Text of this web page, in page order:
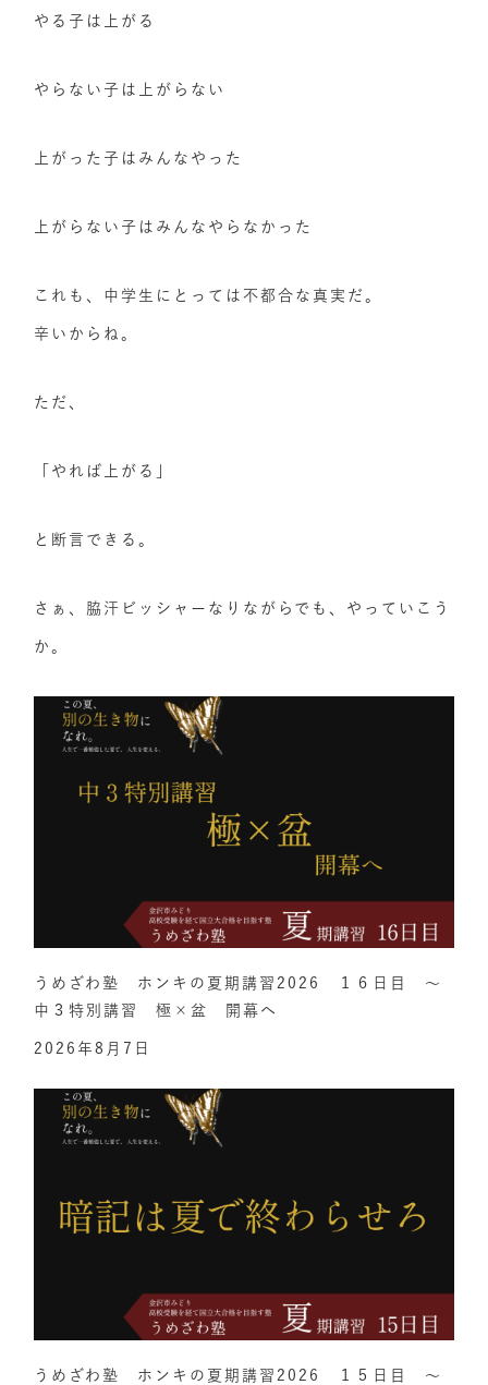
やる子は上がる
やらない子は上がらない
上がった子はみんなやった
上がらない子はみんなやらなかった
これも、中学生にとっては不都合な真実だ。
辛いからね。
ただ、
「やれば上がる」
と断言できる。
さぁ、脇汗ビッシャーなりながらでも、やっていこう
か。
うめざわ塾 ホンキの夏期講習2026 １６日目 ～
中３特別講習 極×盆 開幕へ
2026年8月7日
うめざわ塾 ホンキの夏期講習2026 １５日目 ～